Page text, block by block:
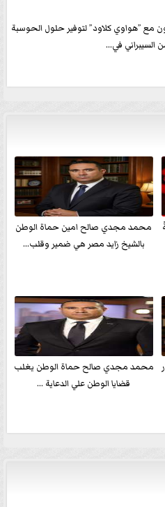
مع ”هواوي كلاود” لتوفير حلول الحوسبة
السيبراني في...
محمد مجدي صالح امين حماة الوطن
بالشيخ زايد مصر هي ضمير وقلب...
محمد مجدي صالح حماة الوطن يغلب
قضايا الوطن علي الدعاية ...